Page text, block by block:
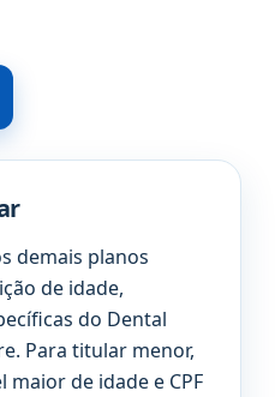
demais planos
de idade,
do Dental
Para titular menor,
de idade e CPF